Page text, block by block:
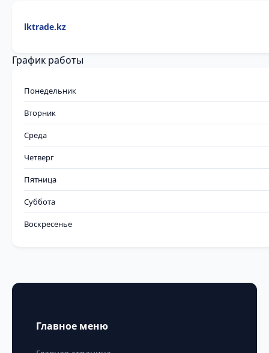
lktrade.kz
График работы
Понедельник
Вторник
Среда
Четверг
Пятница
Суббота
Воскресенье
Главное меню